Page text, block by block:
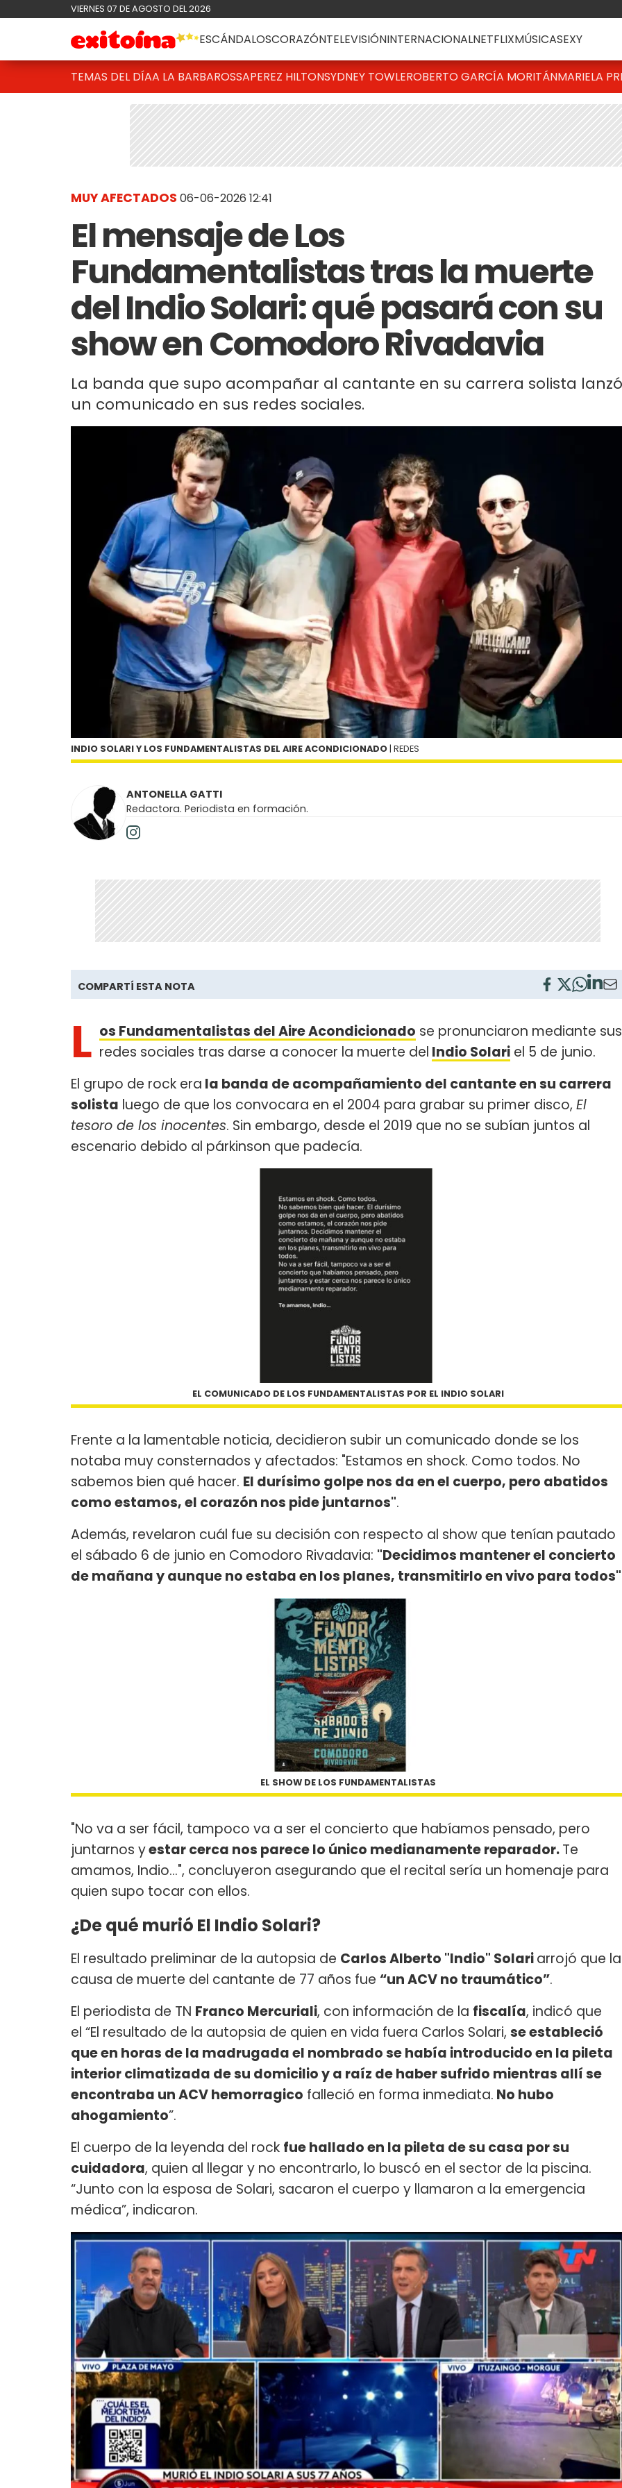
VIERNES 07 DE AGOSTO DEL 2026
ESCÁNDALOSCORAZÓNTELEVISIÓNINTERNACIONALNETFLIXMÚSICASEXY
TEMAS DEL DÍAA LA BARBAROSSAPEREZ HILTONSYDNEY TOWLEROBERTO GARCÍA MORITÁNMARIELA
MUY AFECTADOS 06-06-2026 12:41
El mensaje de Los
Fundamentalistas tras la muerte
del Indio Solari: qué pasará con su
show en Comodoro Rivadavia
La banda que supo acompañar al cantante en su carrera solista lanzó
un comunicado en sus redes sociales.
INDIO SOLARI Y LOS FUNDAMENTALISTAS DEL AIRE ACONDICIONADO | REDES
ANTONELLA GATTI
Redactora. Periodista en formación.
COMPARTÍ ESTA NOTA
L os Fundamentalistas del Aire Acondicionado se pronunciaron mediante sus
redes sociales tras darse a conocer la muerte del Indio Solari el 5 de junio.
El grupo de rock era la banda de acompañamiento del cantante en su carrera
solista luego de que los convocara en el 2004 para grabar su primer disco, El
tesoro de los inocentes. Sin embargo, desde el 2019 que no se subían juntos al
escenario debido al párkinson que padecía.
EL COMUNICADO DE LOS FUNDAMENTALISTAS POR EL INDIO SOLARI
Frente a la lamentable noticia, decidieron subir un comunicado donde se los
notaba muy consternados y afectados: "Estamos en shock. Como todos. No
sabemos bien qué hacer. El durísimo golpe nos da en el cuerpo, pero abatidos
como estamos, el corazón nos pide juntarnos".
Además, revelaron cuál fue su decisión con respecto al show que tenían pautado
el sábado 6 de junio en Comodoro Rivadavia: "Decidimos mantener el concierto
de mañana y aunque no estaba en los planes, transmitirlo en vivo para todos"
EL SHOW DE LOS FUNDAMENTALISTAS
"No va a ser fácil, tampoco va a ser el concierto que habíamos pensado, pero
juntarnos yestar cerca nos parece lo único medianamente reparador.Te
amamos, Indio…", concluyeron asegurando que el recital sería un homenaje para
quien supo tocar con ellos.
¿De qué murió El Indio Solari?
El resultado preliminar de la autopsia de Carlos Alberto "Indio" Solariarrojó que la
causa de muerte del cantante de 77 años fue “un ACV no traumático”.
El periodista de TN Franco Mercuriali, con información de la fiscalía, indicó que
el “El resultado de la autopsia de quien en vida fuera Carlos Solari, se estableció
que en horas de la madrugada el nombrado se había introducido en la pileta
interior climatizada de su domicilio y a raíz de haber sufrido mientras allí se
encontraba un ACV hemorragico falleció en forma inmediata. No hubo
ahogamiento”.
El cuerpo de la leyenda del rock fue hallado en la pileta de su casa por su
cuidadora, quien al llegar y no encontrarlo, lo buscó en el sector de la piscina.
“Junto con la esposa de Solari, sacaron el cuerpo y llamaron a la emergencia
médica”, indicaron.